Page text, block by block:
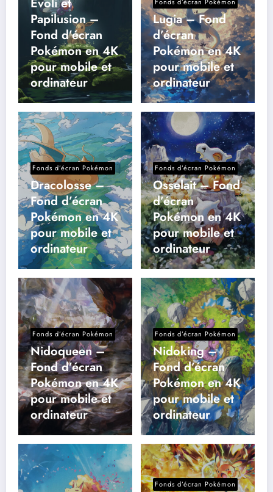
Papilusion –
Fond d’écran
Pokémon en 4K
pour mobile et
ordinateur
Fonds d’écran Pokémon
Lugia – Fond
d’écran
Pokémon en 4K
pour mobile et
ordinateur
Fonds d’écran Pokémon
Dracolosse –
Fond d’écran
Pokémon en 4K
pour mobile et
ordinateur
Fonds d’écran Pokémon
Osselait – Fond
d’écran
Pokémon en 4K
pour mobile et
ordinateur
Fonds d’écran Pokémon
Nidoqueen –
Fond d’écran
Pokémon en 4K
pour mobile et
ordinateur
Fonds d’écran Pokémon
Nidoking –
Fond d’écran
Pokémon en 4K
pour mobile et
ordinateur
Fonds d’écran Pokémon